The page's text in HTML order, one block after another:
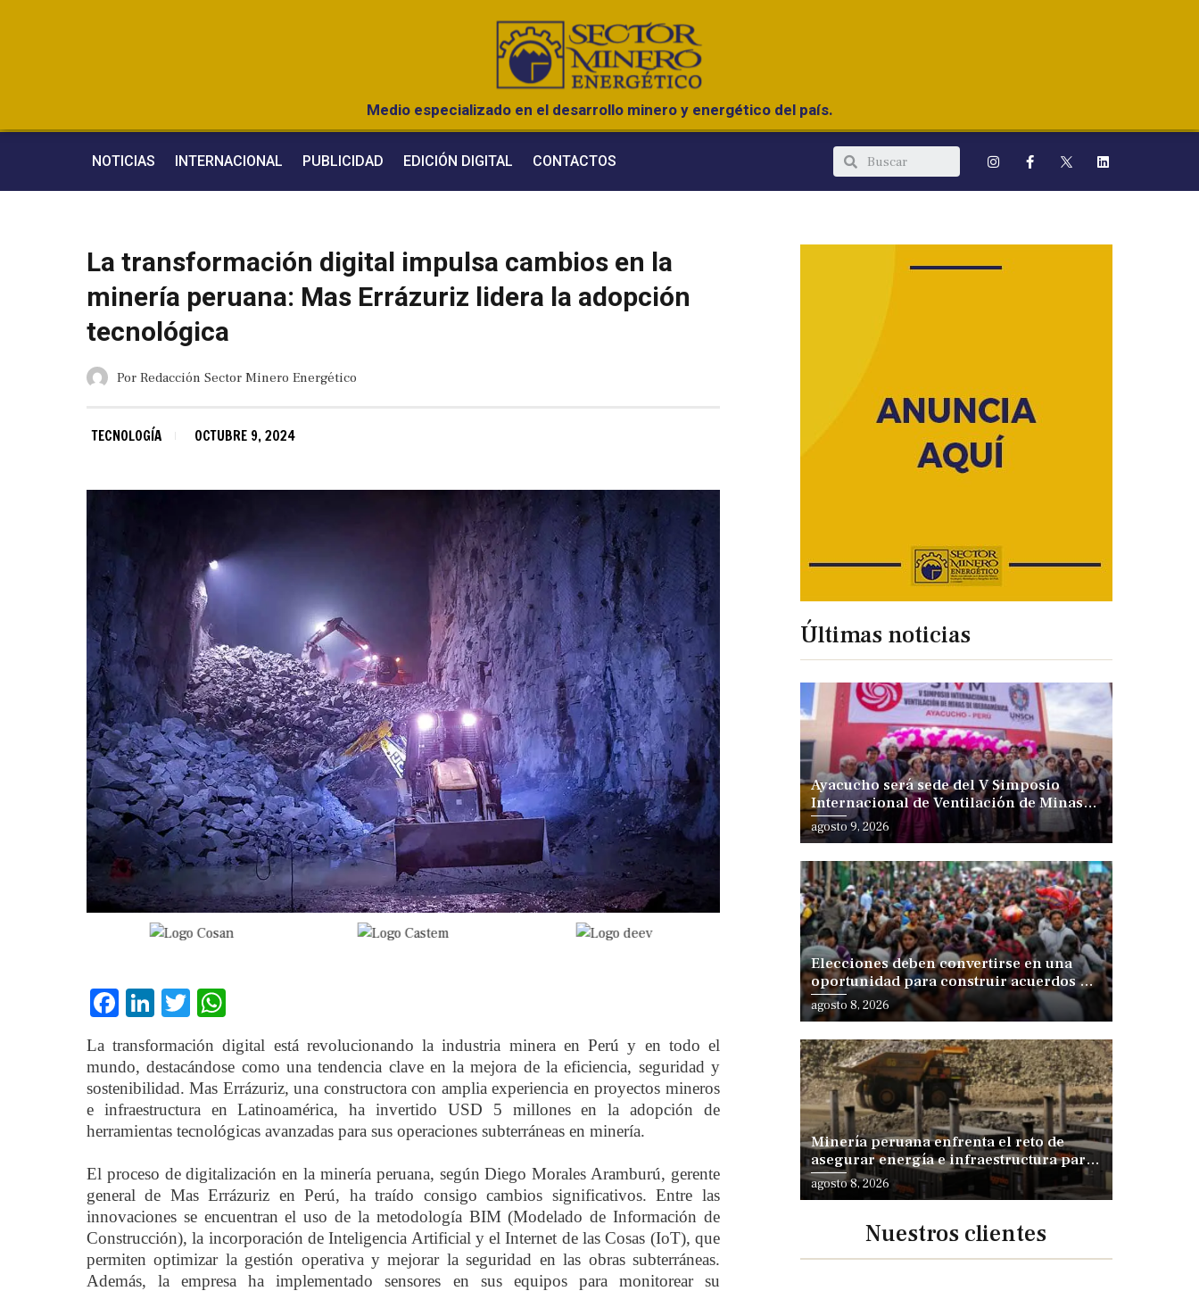
Medio especializado en el desarrollo minero y energético del país.
NOTICIAS INTERNACIONAL PUBLICIDAD EDICIÓN DIGITAL CONTACTOS
La transformación digital impulsa cambios en la
minería peruana: Mas Errázuriz lidera la adopción
tecnológica
Por Redacción Sector Minero Energético
TECNOLOGÍA OCTUBRE 9, 2024
Facebook
LinkedIn
Twitter
La transformación digital está revolucionando la industria minera en Perú y en todo el
mundo, destacándose como una tendencia clave en la mejora de la eficiencia, seguridad y
sostenibilidad. Mas Errázuriz, una constructora con amplia experiencia en proyectos mineros
e infraestructura en Latinoamérica, ha invertido USD 5 millones en la adopción de
herramientas tecnológicas avanzadas para sus operaciones subterráneas en minería.
El proceso de digitalización en la minería peruana, según Diego Morales Aramburú, gerente
general de Mas Errázuriz en Perú, ha traído consigo cambios significativos. Entre las
innovaciones se encuentran el uso de la metodología BIM (Modelado de Información de
Construcción), la incorporación de Inteligencia Artificial y el Internet de las Cosas (IoT), que
permiten optimizar la gestión operativa y mejorar la seguridad en las obras subterráneas.
Además, la empresa ha implementado sensores en sus equipos para monitorear su
Últimas noticias
Ayacucho será sede del V Simposio
Internacional de Ventilación de Minas
Iberoamérica
agosto 9, 2026
Elecciones deben convertirse en una
oportunidad para construir acuerdos de
desarrollo, sostiene especialista
agosto 8, 2026
Minería peruana enfrenta el reto de
asegurar energía e infraestructura para
sostener su expansión
agosto 8, 2026
Nuestros clientes